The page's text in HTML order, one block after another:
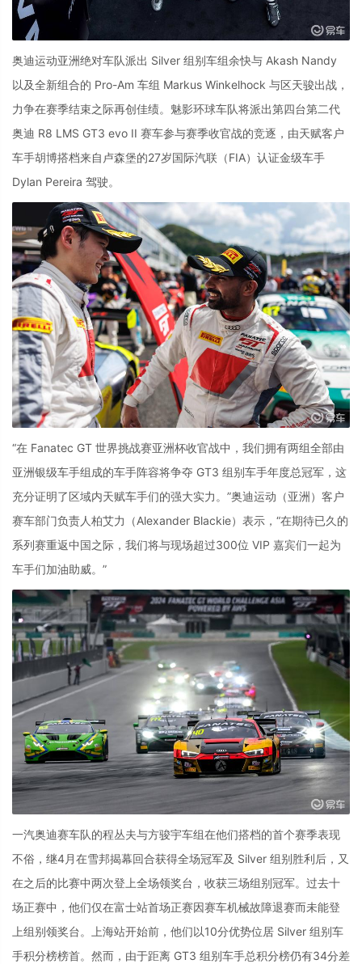
奥迪运动亚洲绝对车队派出 Silver 组别车组余快与 Akash Nandy
以及全新组合的 Pro-Am 车组 Markus Winkelhock 与区天骏出战，
力争在赛季结束之际再创佳绩。魅影环球车队将派出第四台第二代
奥迪 R8 LMS GT3 evo II 赛车参与赛季收官战的竞逐，由天赋客户
车手胡博搭档来自卢森堡的27岁国际汽联（FIA）认证金级车手
Dylan Pereira 驾驶。
“在 Fanatec GT 世界挑战赛亚洲杯收官战中，我们拥有两组全部由
亚洲银级车手组成的车手阵容将争夺 GT3 组别车手年度总冠军，这
充分证明了区域内天赋车手们的强大实力。”奥迪运动（亚洲）客户
赛车部门负责人柏艾力（Alexander Blackie）表示，“在期待已久的
系列赛重返中国之际，我们将与现场超过300位 VIP 嘉宾们一起为
车手们加油助威。”
一汽奥迪赛车队的程丛夫与方骏宇车组在他们搭档的首个赛季表现
不俗，继4月在雪邦揭幕回合获得全场冠军及 Silver 组别胜利后，又
在之后的比赛中两次登上全场领奖台，收获三场组别冠军。过去十
场正赛中，他们仅在富士站首场正赛因赛车机械故障退赛而未能登
上组别领奖台。上海站开始前，他们以10分优势位居 Silver 组别车
手积分榜榜首。然而，由于距离 GT3 组别车手总积分榜仍有34分差